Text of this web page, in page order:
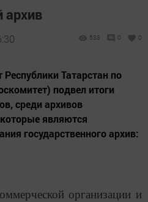
архив
533 0 0
Татарстан по
подвел итоги
среди архивов
являются
государственного архив:
организации и